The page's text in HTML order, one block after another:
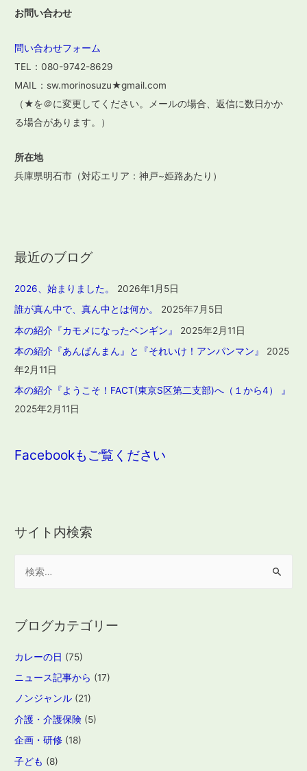
お問い合わせ
問い合わせフォーム
TEL：080-9742-8629
MAIL：sw.morinosuzu★gmail.com
（★を＠に変更してください。メールの場合、返信に数日かか
る場合があります。）
所在地
兵庫県明石市（対応エリア：神戸~姫路あたり）
最近のブログ
2026、始まりました。
2026年1月5日
誰が真ん中で、真ん中とは何か。
2025年7月5日
本の紹介『カモメになったペンギン』
2025年2月11日
本の紹介『あんぱんまん』と『それいけ！アンパンマン』
2025
年2月11日
本の紹介『ようこそ！FACT(東京S区第二支部)へ（１から4） 』
2025年2月11日
Facebookもご覧ください
サイト内検索
ブログカテゴリー
カレーの日 (75)
ニュース記事から (17)
ノンジャンル (21)
介護・介護保険 (5)
企画・研修 (18)
子ども (8)